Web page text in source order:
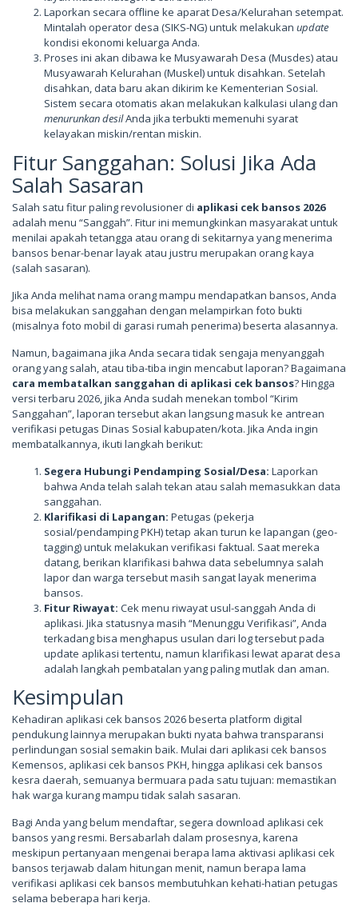
Laporkan secara offline ke aparat Desa/Kelurahan setempat.
Mintalah operator desa (SIKS-NG) untuk melakukan update
kondisi ekonomi keluarga Anda.
Proses ini akan dibawa ke Musyawarah Desa (Musdes) atau
Musyawarah Kelurahan (Muskel) untuk disahkan. Setelah
disahkan, data baru akan dikirim ke Kementerian Sosial.
Sistem secara otomatis akan melakukan kalkulasi ulang dan
menurunkan desilAnda jika terbukti memenuhi syarat
kelayakan miskin/rentan miskin.
Fitur Sanggahan: Solusi Jika Ada
Salah Sasaran
Salah satu fitur paling revolusioner di aplikasi cek bansos 2026
adalah menu “Sanggah”. Fitur ini memungkinkan masyarakat untuk
menilai apakah tetangga atau orang di sekitarnya yang menerima
bansos benar-benar layak atau justru merupakan orang kaya
(salah sasaran).
Jika Anda melihat nama orang mampu mendapatkan bansos, Anda
bisa melakukan sanggahan dengan melampirkan foto bukti
(misalnya foto mobil di garasi rumah penerima) beserta alasannya.
Namun, bagaimana jika Anda secara tidak sengaja menyanggah
orang yang salah, atau tiba-tiba ingin mencabut laporan? Bagaimana
cara membatalkan sanggahan di aplikasi cek bansos? Hingga
versi terbaru 2026, jika Anda sudah menekan tombol “Kirim
Sanggahan”, laporan tersebut akan langsung masuk ke antrean
verifikasi petugas Dinas Sosial kabupaten/kota. Jika Anda ingin
membatalkannya, ikuti langkah berikut:
Segera Hubungi Pendamping Sosial/Desa: Laporkan
bahwa Anda telah salah tekan atau salah memasukkan data
sanggahan.
Klarifikasi di Lapangan: Petugas (pekerja
sosial/pendamping PKH) tetap akan turun ke lapangan (geo-
tagging) untuk melakukan verifikasi faktual. Saat mereka
datang, berikan klarifikasi bahwa data sebelumnya salah
lapor dan warga tersebut masih sangat layak menerima
bansos.
Fitur Riwayat: Cek menu riwayat usul-sanggah Anda di
aplikasi. Jika statusnya masih “Menunggu Verifikasi”, Anda
terkadang bisa menghapus usulan dari log tersebut pada
update aplikasi tertentu, namun klarifikasi lewat aparat desa
adalah langkah pembatalan yang paling mutlak dan aman.
Kesimpulan
Kehadiran aplikasi cek bansos 2026 beserta platform digital
pendukung lainnya merupakan bukti nyata bahwa transparansi
perlindungan sosial semakin baik. Mulai dari aplikasi cek bansos
Kemensos, aplikasi cek bansos PKH, hingga aplikasi cek bansos
kesra daerah, semuanya bermuara pada satu tujuan: memastikan
hak warga kurang mampu tidak salah sasaran.
Bagi Anda yang belum mendaftar, segera download aplikasi cek
bansos yang resmi. Bersabarlah dalam prosesnya, karena
meskipun pertanyaan mengenai berapa lama aktivasi aplikasi cek
bansos terjawab dalam hitungan menit, namun berapa lama
verifikasi aplikasi cek bansos membutuhkan kehati-hatian petugas
selama beberapa hari kerja.